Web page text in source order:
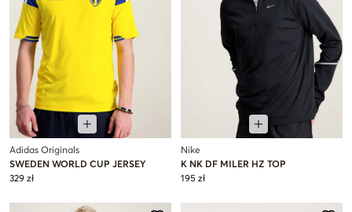
Adidas Originals
SWEDEN WORLD CUP JERSEY
329 zł
Nike
K NK DF MILER HZ TOP
195 zł